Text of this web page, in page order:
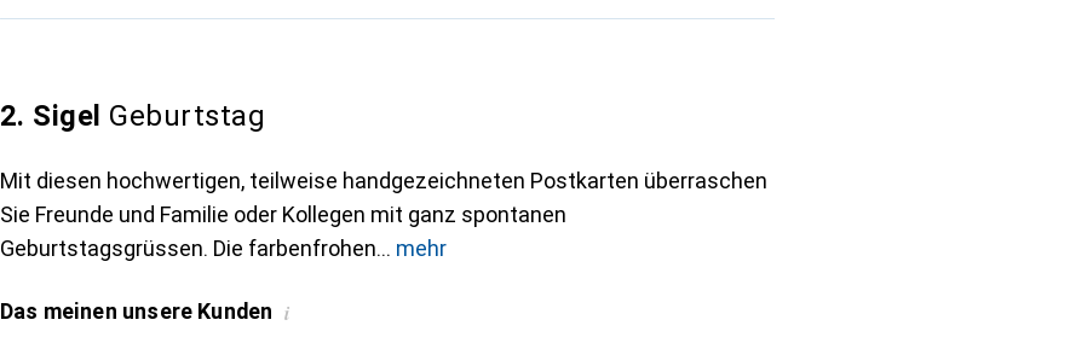
2. Sigel Geburtstag
Mit diesen hochwertigen, teilweise handgezeichneten Postkarten überraschen
Sie Freunde und Familie oder Kollegen mit ganz spontanen
Geburtstagsgrüssen. Die farbenfrohen
mehr
Das meinen unsere Kunden i